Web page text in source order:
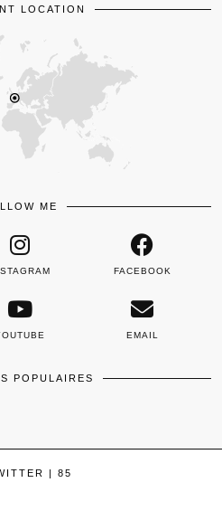
LOCATION
ME
FACEBOOK
EMAIL
POPULAIRES
| 85